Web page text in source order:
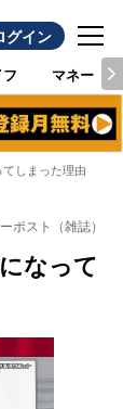
グイン
フ マネー
しまった理由
ポスト（雑誌）
なって